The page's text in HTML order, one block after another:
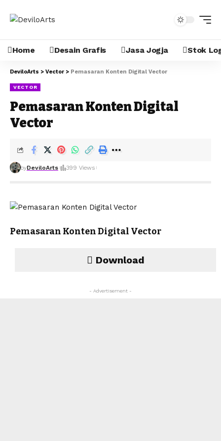
Home Desain Grafis Jasa Jogja Stok
DeviloArts > Vector > Pemasaran Konten Digital Vector
VECTOR
Pemasaran Konten Digital
Vector
byDeviloArts 399 Views
Pemasaran Konten Digital Vector
Download
- Advertisement -